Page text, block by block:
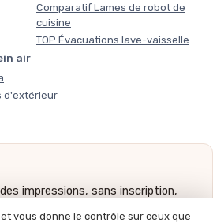
Comparatif Lames de robot de
cuisine
TOP Évacuations lave-vaisselle
air
d'extérieur
impressions, sans inscription,
vous donne le contrôle sur ceux que